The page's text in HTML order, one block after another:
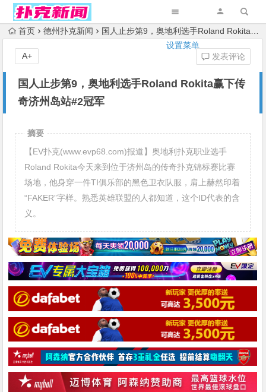
设置菜单
首页 德州扑克新闻 国人止步第9，奥地利选手Roland Rokita赢下传奇济州岛站#2冠军
国人止步第9，奥地利选手Roland Rokita赢下传
奇济州岛站#2冠军
发表评论
A+
摘要
【EV扑克(www.evp68.com)报道】奥地利扑克职业选手
Roland Rokita今天来到位于济州岛的传奇扑克锦标赛比赛
场地，他身穿一件TI俱乐部的黑色卫衣队服，肩上赫然印着
“FAKER”字样。熟悉英雄联盟的人都知道，这个ID代表的含
义。